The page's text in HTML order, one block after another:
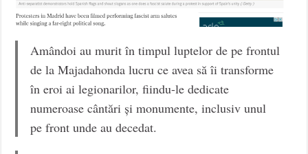
Amândoi au murit în timpul luptelor de pe frontul
de la Majadahonda lucru ce avea să îi transforme
în eroi ai legionarilor, fiindu-le dedicate
numeroase cântări și monumente, inclusiv unul
pe front unde au decedat.